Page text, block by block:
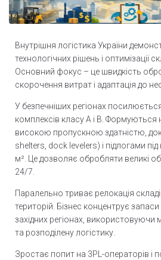
Внутрішня логістика України
технологічних рішень і оптимізації
Основний фокус – це швидкість
скорочення витрат і адаптація до
У безпечніших регіонах
комплексів класу A і B. Формуються
високою пропускною здатністю,
shelters, dock levelers) і підлогами
м². Це дозволяє обробляти великі
24/7.
Паралельно триває релокація
територій. Бізнес концентрує запаси
західних регіонах, використовуючи
та розподілену логістику.
Зростає попит на 3PL-операторів і